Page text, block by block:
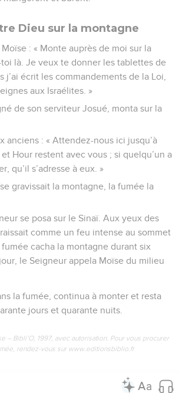
Dieu sur la montagne
: « Monte auprès de moi sur la
là. Je veux te donner les tablettes de
j’ai écrit les commandements de la Loi,
aux Israélites. »
de son serviteur Josué, monta sur la
anciens : « Attendez-nous ici jusqu’à
Hour restent avec vous ; si quelqu’un a
qu’il s’adresse à eux. »
gravissait la montagne, la fumée la
se posa sur le Sinaï. Aux yeux des
comme un feu intense au sommet
cacha la montagne durant six
le Seigneur appela Moïse du milieu
la fumée, continua à monter et resta
jours et quarante nuits.
– Bibli’O, 1997, avec autorisation. Pour vous procurer
rendez-vous sur www.editionsbiblio.fr